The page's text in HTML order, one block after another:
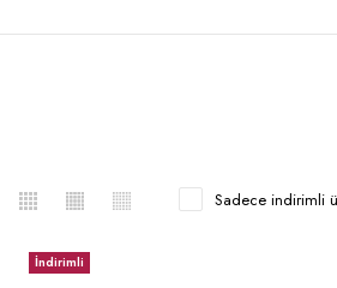
Sadece indirimli
İndirimli